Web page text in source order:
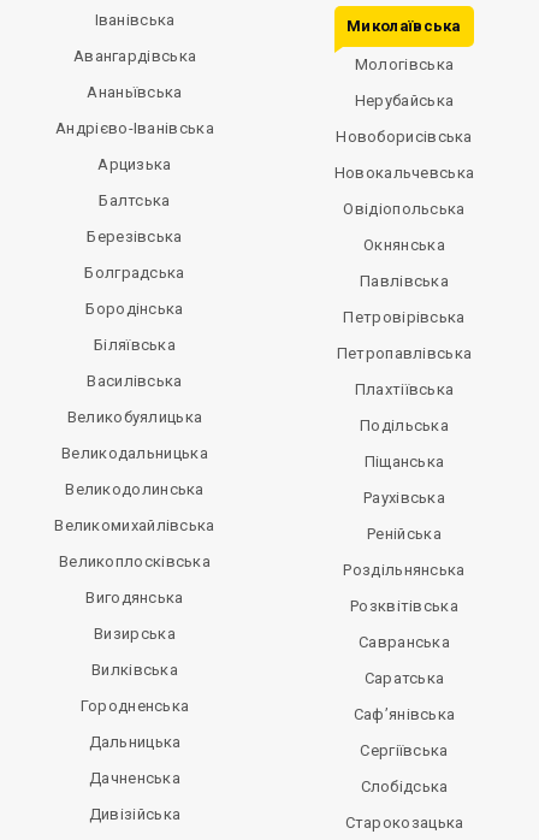
Іванівська
Авангардівська
Ананьївська
Андрієво-Іванівська
Арцизька
Балтська
Березівська
Болградська
Бородінська
Біляївська
Василівська
Великобуялицька
Великодальницька
Великодолинська
Великомихайлівська
Великоплосківська
Вигодянська
Визирська
Вилківська
Городненська
Дальницька
Дачненська
Дивізійська
Миколаївська
Мологівська
Нерубайська
Новоборисівська
Новокальчевська
Овідіопольська
Окнянська
Павлівська
Петровірівська
Петропавлівська
Плахтіївська
Подільська
Піщанська
Раухівська
Ренійська
Роздільнянська
Розквітівська
Савранська
Саратська
Саф’янівська
Сергіївська
Слобідська
Старокозацька